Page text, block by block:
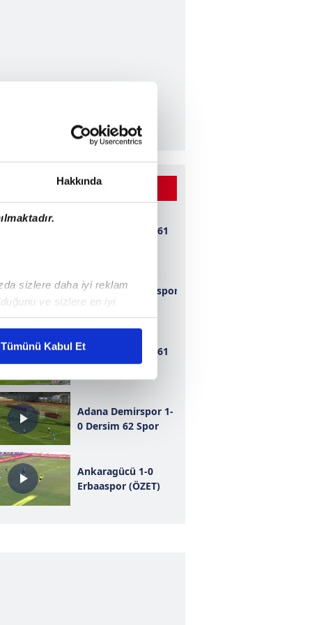
Hakkında
sizlere daha iyi reklam
ve sizlere en iyi
karşılamak
kullanılmaktadır. Bu
sunulması
ve sizlere yönelik
detaylı bilgi için Ayarlar
Tümünü Kabul Et
BEĞENİLEN VİDEOLAR
Bursaspor 1-0 1461
Kahramanmaraşspor
2-0 Konyaspor
Bursaspor 1-1 1461
Trabzon
Adana Demirspor 1-
0 Dersim 62 Spor
Ankaragücü 1-0
Erbaaspor (ÖZET)